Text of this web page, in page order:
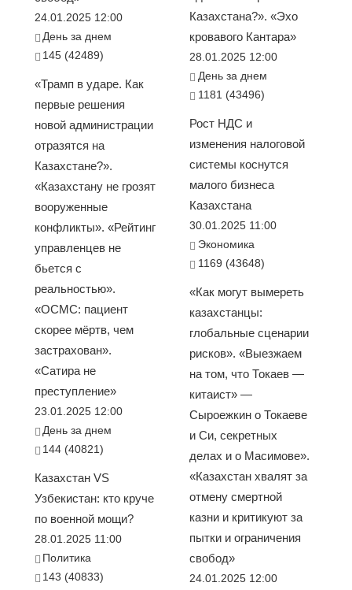
24.01.2025 12:00
День за днем
145 (42489)
«Трамп в ударе. Как
первые решения
новой администрации
отразятся на
Казахстане?».
«Казахстану не грозят
вооруженные
конфликты». «Рейтинг
управленцев не
бьется с
реальностью».
«ОСМС: пациент
скорее мёртв, чем
застрахован».
«Сатира не
преступление»
23.01.2025 12:00
День за днем
144 (40821)
Казахстан VS
Узбекистан: кто круче
по военной мощи?
28.01.2025 11:00
Политика
143 (40833)
Казахстана?». «Эхо
кровавого Кантара»
28.01.2025 12:00
День за днем
1181 (43496)
Рост НДС и
изменения налоговой
системы коснутся
малого бизнеса
Казахстана
30.01.2025 11:00
Экономика
1169 (43648)
«Как могут вымереть
казахстанцы:
глобальные сценарии
рисков». «Выезжаем
на том, что Токаев —
китаист» —
Сыроежкин о Токаеве
и Си, секретных
делах и о Масимове».
«Казахстан хвалят за
отмену смертной
казни и критикуют за
пытки и ограничения
свобод»
24.01.2025 12:00